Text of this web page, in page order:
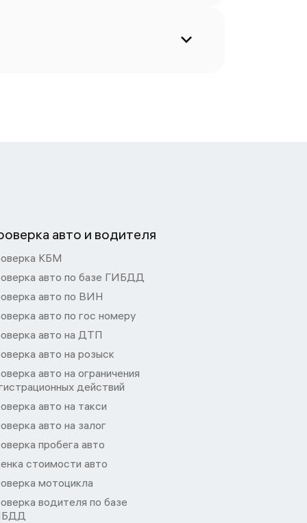
авто и водителя
КБМ
авто по базе ГИБДД
авто по ВИН
авто по гос номеру
авто на ДТП
авто на розыск
авто на ограничения
действий
авто на такси
авто на залог
пробега авто
стоимости авто
мотоцикла
водителя по базе